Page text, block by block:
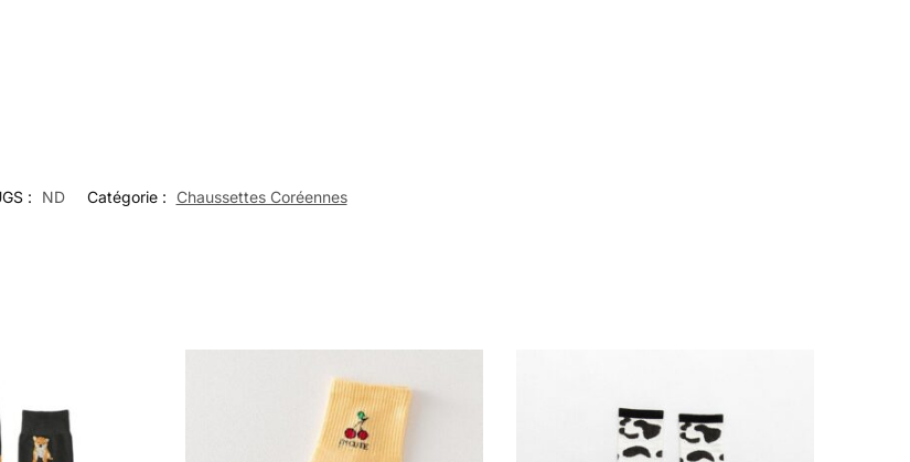
: ND Catégorie : Chaussettes Coréennes